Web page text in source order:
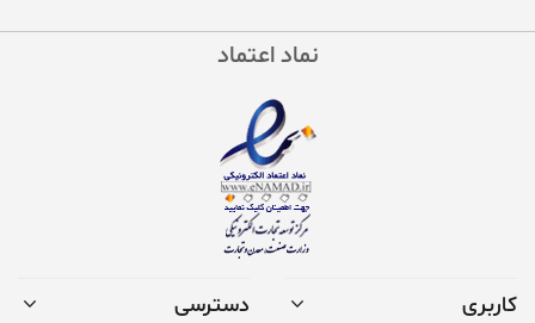
دسترسی کاربری
نماد اعتماد